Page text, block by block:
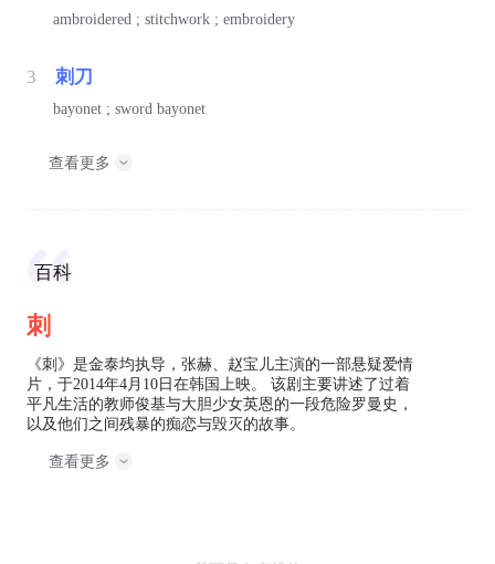
ambroidered ; stitchwork ; embroidery
3 刺刀
bayonet ; sword bayonet
查看更多
百科
刺
《刺》是金泰均执导，张赫、赵宝儿主演的一部悬疑爱情
片，于2014年4月10日在韩国上映。 该剧主要讲述了过着
平凡生活的教师俊基与大胆少女英恩的一段危险罗曼史，
以及他们之间残暴的痴恋与毁灭的故事。
查看更多